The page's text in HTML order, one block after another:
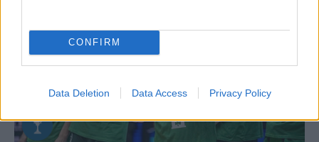
CONFIRM
Data Deletion Data Access Privacy Policy